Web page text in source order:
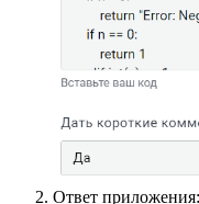
Ответ приложения: